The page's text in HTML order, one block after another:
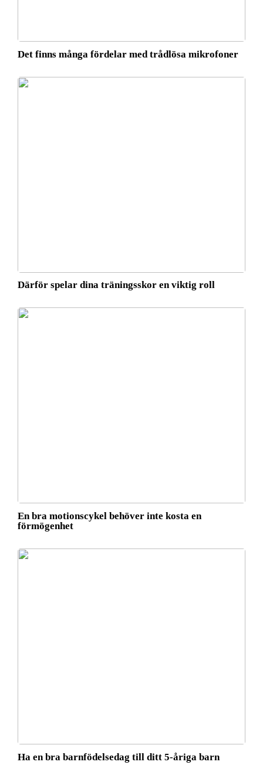
Det finns många fördelar med trådlösa mikrofoner
Därför spelar dina träningsskor en viktig roll
En bra motionscykel behöver inte kosta en
förmögenhet
Ha en bra barnfödelsedag till ditt 5-åriga barn